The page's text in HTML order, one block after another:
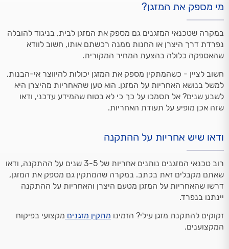
מי מספק את המזגן?
במקרה שטכנאי המזגנים גם מספק את המזגן לבית, בניגוד להובלה
נפרדת דרך היצרן או החנות ממנה רכשתם אותו, חשוב לוודא
שהאספקה כלולה בהצעת המחיר המקורית.
חשוב לציין - כשהמתקין מספק את המזגן יכולות להיווצר אי-הבנות,
למשל בנושא האחריות על המזגן. הוא טען שהאחריות מהיצרן היא
לשבע שנים? אל תסמכו על כך כי לא בטוח שהמידע עדכני, ודאו
שזה אכן מופיע על תעודת האחריות.
ודאו שיש אחריות על ההתקנה
רוב טכנאי המזגנים נותנים אחריות של 3-5 שנים על ההתקנה, ודאו
שאתם מקבלים זאת בכתב. במקרה שהמתקין גם מספק את המזגן,
דרשו שהאחריות על המזגן מטעם היצרן והאחריות על ההתקנה
יינתנו בנפרד.
זקוקים להתקנת מזגן עילי? הזמינו מתקין מזגנים מקצועי בפיקוח
המקצוענים.